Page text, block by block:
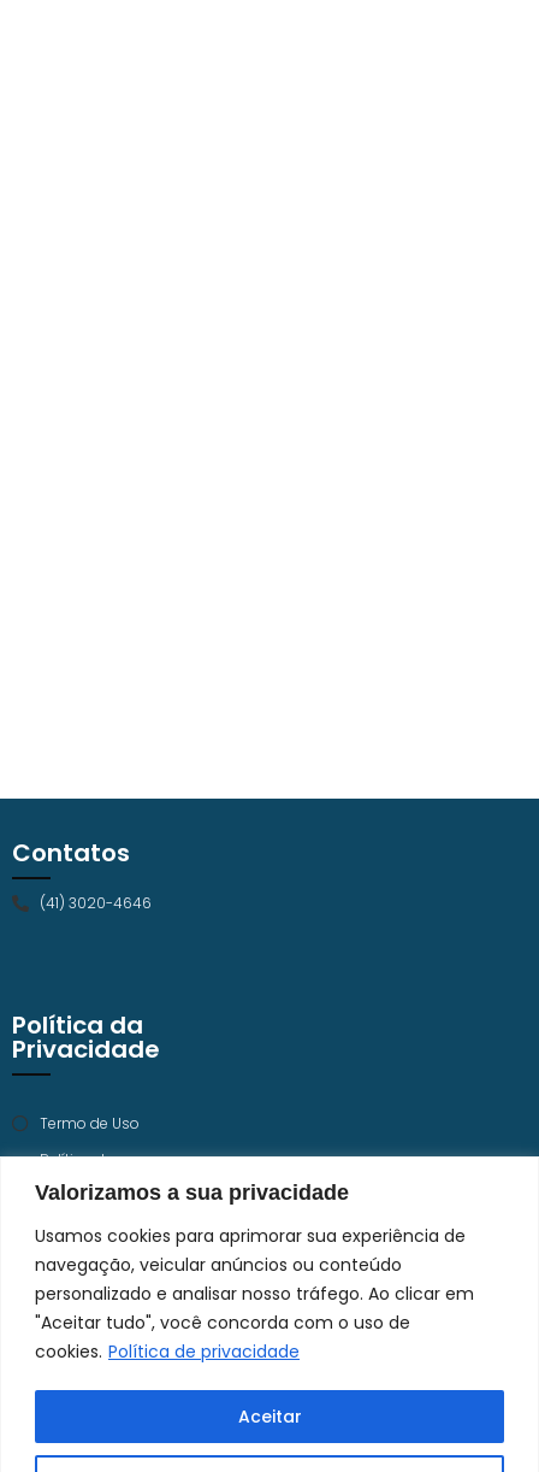
Valorizamos a sua privacidade
Usamos cookies para aprimorar sua experiência de
navegação, veicular anúncios ou conteúdo
personalizado e analisar nosso tráfego. Ao clicar em
"Aceitar tudo", você concorda com o uso de
cookies. Política de privacidade
Aceitar
Política da
Privacidade
Termo de Uso
Política de
Privacidade
Contatos
(41) 3020-4646